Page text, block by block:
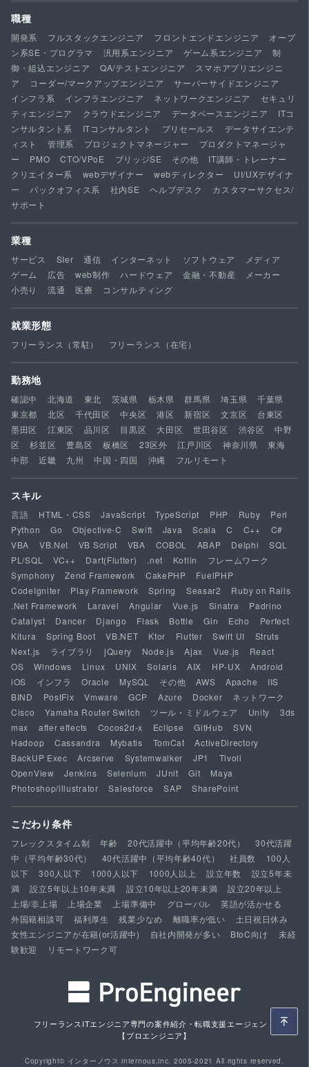
職種
開発系 フルスタックエンジニア フロントエンドエンジニア
オープ
ン系SE・プログラマ
汎用系エンジニア ゲーム系エンジニア
制
御・組込エンジニア
QA/テストエンジニア
スマホアプリエンジニ
ア
コーダー/マークアップエンジニア
サーバーサイドエンジニア
インフラ系
インフラエンジニア ネットワークエンジニア
セキュリ
ティエンジニア
クラウドエンジニア データベースエンジニア
ITコ
ンサルタント系
ITコンサルタント プリセールス
データサイエンテ
ィスト
管理系 プロジェクトマネージャー
プロダクトマネージャ
ー
PMO CTO/VPoE ブリッジSE その他
IT講師・トレーナー
クリエイター系
webデザイナー webディレクター
UI/UXデザイナ
ー
バックオフィス系 社内SE ヘルプデスク
カスタマーサクセス/
サポート
業種
サービス SIer 通信 インターネット ソフトウェア
メディア
ゲーム
広告 web制作 ハードウェア 金融・不動産
メーカー
小売り
流通 医療 コンサルティング
就業形態
フリーランス（常駐） フリーランス（在宅）
勤務地
確認中 北海道 東北 茨城県 栃木県 群馬県 埼玉県
千葉県
東京都
北区 千代田区 中央区 港区 新宿区 文京区
台東区
墨田区
江東区 品川区 目黒区 大田区 世田谷区 渋谷区
中野
区
杉並区 豊島区 板橋区 23区外 江戸川区 神奈川県
東海
中部
近畿 九州 中国・四国 沖縄 フルリモート
スキル
言語 HTML・CSS JavaScript TypeScript PHP Ruby
Perl
Python
Go Objective-C Swift Java Scala C C++
C#
VBA
VB.Net VB Script VBA COBOL ABAP Delphi
SQL
PL/SQL
VC++ Dart(Flutter) .net Kotlin
フレームワーク
Symphony
Zend Framework CakePHP
FuelPHP
CodeIgniter
Play Framework Spring Seasar2
Ruby on Rails
.Net Framework
Laravel Angular Vue.js Sinatra
Padrino
Catalyst
Dancer Django Flask Bottle Gin Echo
Perfect
Kitura
Spring Boot VB.NET Ktor Flutter Swift UI
Struts
Next.js
ライブラリ jQuery Node.js Ajax Vue.js
React
OS
Windows Linux UNIX Solaris AIX HP-UX
Android
iOS
インフラ Oracle MySQL その他 AWS Apache
IIS
BIND
PostFix Vmware GCP Azure Docker
ネットワーク
Cisco
Yamaha Router Switch ツール・ミドルウェア Unity
3ds
max
after effects Cocos2d-x Eclipse GitHub
SVN
Hadoop
Cassandra Mybatis TomCat
ActiveDirectory
BackUP Exec
Arcserve Systemwalker JP1
Tivoli
OpenView
Jenkins Selenium JUnit Git
Maya
Photoshop/illustrator
Salesforce SAP SharePoint
こだわり条件
フレックスタイム制 年齢 20代活躍中（平均年齢20代）
30代活躍
中（平均年齢30代）
40代活躍中（平均年齢40代） 社員数
100人
以下
300人以下 1000人以下 1000人以上 設立年数
設立5年未
満
設立5年以上10年未満 設立10年以上20年未満
設立20年以上
上場/非上場
上場企業 上場準備中 グローバル
英語が活かせる
外国籍相談可
福利厚生 残業少なめ 離職率が低い
土日祝日休み
女性エンジニアが在籍(or活躍中)
自社内開発が多い BtoC向け
未経
験歓迎
リモートワーク可
フリーランスITエンジニア専門の案件紹介・転職支援エージェント
【プロエンジニア】
Copyright© インターノウス internous,inc. 2005-2021 All rights reserved.